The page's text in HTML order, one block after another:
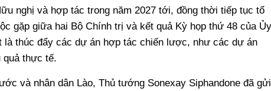
nghị và hợp tác trong năm 2027 tới, đồng thời tiếp tục tổ
gặp giữa hai Bộ Chính trị và kết quả Kỳ họp thứ 48 của Ủy
là thúc đẩy các dự án hợp tác chiến lược, như các dự án
quả thực tế.
và nhân dân Lào, Thủ tướng Sonexay Siphandone đã gửi